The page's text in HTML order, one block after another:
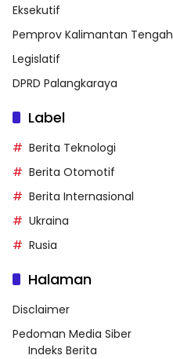
Eksekutif
Pemprov Kalimantan Tengah
Legislatif
DPRD Palangkaraya
Label
Berita Teknologi
Berita Otomotif
Berita Internasional
Ukraina
Rusia
Halaman
Disclaimer
Pedoman Media Siber
Indeks Berita